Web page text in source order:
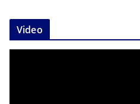
Video